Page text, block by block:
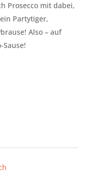
Prosecco mit dabei,
Partytiger,
Also – auf
Sause!